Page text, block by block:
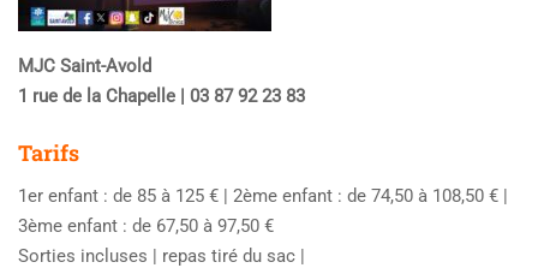
MJC Saint-Avold
1 rue de la Chapelle | 03 87 92 23 83
Tarifs
1er enfant : de 85 à 125 € | 2ème enfant : de 74,50 à 108,50 € |
3ème enfant : de 67,50 à 97,50 €
Sorties incluses | repas tiré du sac |